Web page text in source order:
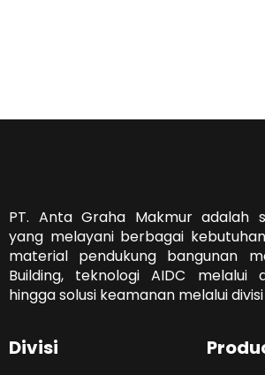
PT. Anta Graha Makmur adalah
yang melayani berbagai
material pendukung bangunan
Building, teknologi AIDC melalui
hingga solusi keamanan melalui
Divisi